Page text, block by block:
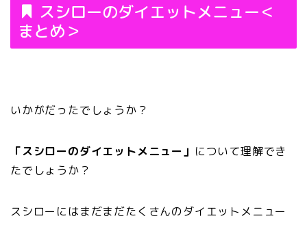
スシローのダイエットメニュー＜
まとめ＞
いかがだったでしょうか？
「スシローのダイエットメニュー」 について理解でき
たでしょうか？
スシローにはまだまだたくさんのダイエットメニュー